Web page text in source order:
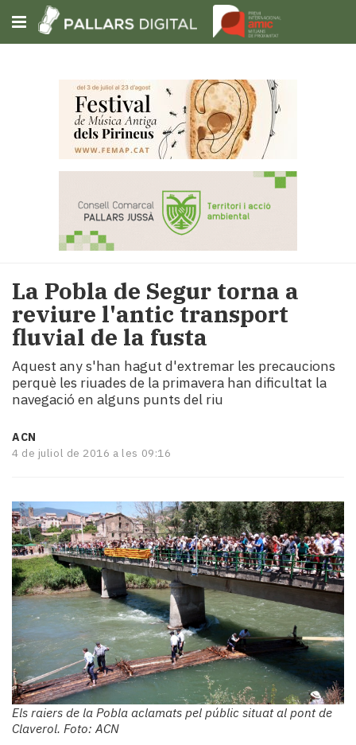
Subscriu-t'hi
Portada
Política
i
municipis
Economia
i
turisme
Cultura
Mai
tant!
i
mitjans
El
temps
Reportatges
Entrevistes
Enquestes
A
escena!
Dis
la
teva!
Subscriptors
La
​La Pobla de Segur torna a
reviure l'antic transport
fluvial de la fusta
Aquest any s'han hagut d'extremar les precaucions
perquè les riuades de la primavera han dificultat la
navegació en alguns punts del riu
ACN
4 de juliol de 2016 a les 09:16
Els raiers de la Pobla aclamats pel públic situat al pont de
Claverol. Foto: ACN